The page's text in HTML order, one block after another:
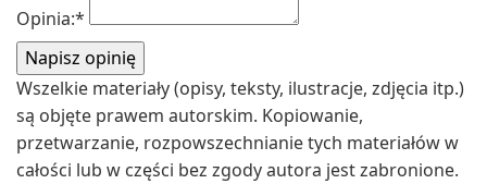
Opinia:*
Wszelkie materiały (opisy, teksty, ilustracje, zdjęcia itp.)
są objęte prawem autorskim. Kopiowanie,
przetwarzanie, rozpowszechnianie tych materiałów w
całości lub w części bez zgody autora jest zabronione.